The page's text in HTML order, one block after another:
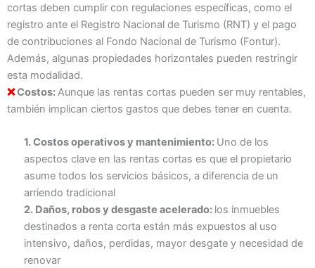
cortas deben cumplir con regulaciones específicas, como el
registro ante el Registro Nacional de Turismo (RNT) y el pago
de contribuciones al Fondo Nacional de Turismo (Fontur).
Además, algunas propiedades horizontales pueden restringir
esta modalidad.
❌Costos:Aunque las rentas cortas pueden ser muy rentables,
también implican ciertos gastos que debes tener en cuenta.
1. Costos operativos y mantenimiento: Uno de los
aspectos clave en las rentas cortas es que el propietario
asume todos los servicios básicos, a diferencia de un
arriendo tradicional
2. Daños, robos y desgaste acelerado: los inmuebles
destinados a renta corta están más expuestos al uso
intensivo, daños, perdidas, mayor desgate y necesidad de
renovar